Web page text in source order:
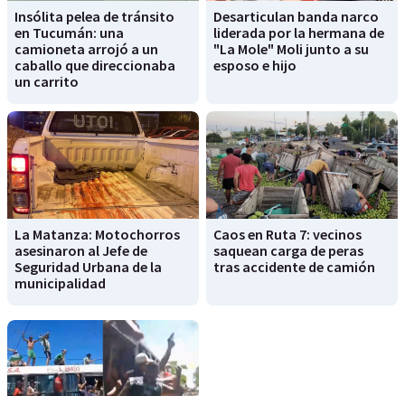
Insólita pelea de tránsito
en Tucumán: una
camioneta arrojó a un
caballo que direccionaba
un carrito
Desarticulan banda narco
liderada por la hermana de
"La Mole" Moli junto a su
esposo e hijo
La Matanza: Motochorros
asesinaron al Jefe de
Seguridad Urbana de la
municipalidad
Caos en Ruta 7: vecinos
saquean carga de peras
tras accidente de camión